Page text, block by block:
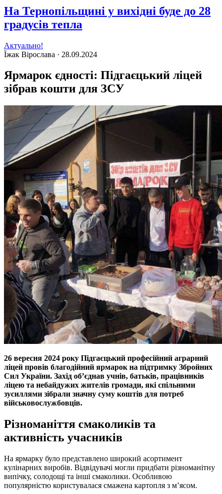
На Тернопільщині у вихідні буде до 28
градусів тепла
Актуально!
Їжак Вірослава · 28.09.2024
Ярмарок єдності: Підгаєцький ліцей
зібрав кошти для ЗСУ
26 вересня 2024 року Підгаєцький професійний аграрний
ліцей провів благодійний ярмарок на підтримку Збройних
Сил України. Захід об’єднав учнів, батьків, працівників
ліцею та небайдужих жителів громади, які спільними
зусиллями зібрали значну суму коштів для потреб
військовослужбовців.
Різноманіття смаколиків та
активність учасників
На ярмарку було представлено широкий асортимент
кулінарних виробів. Відвідувачі могли придбати різноманітну
випічку, солодощі та інші смаколики. Особливою
популярністю користувалася смажена картопля з м’ясом.